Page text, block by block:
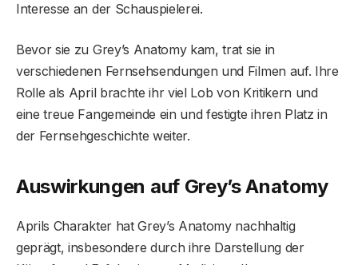
Interesse an der Schauspielerei.
Bevor sie zu Grey’s Anatomy kam, trat sie in
verschiedenen Fernsehsendungen und Filmen auf. Ihre
Rolle als April brachte ihr viel Lob von Kritikern und
eine treue Fangemeinde ein und festigte ihren Platz in
der Fernsehgeschichte weiter.
Auswirkungen auf Grey’s Anatomy
Aprils Charakter hat Grey’s Anatomy nachhaltig
geprägt, insbesondere durch ihre Darstellung der